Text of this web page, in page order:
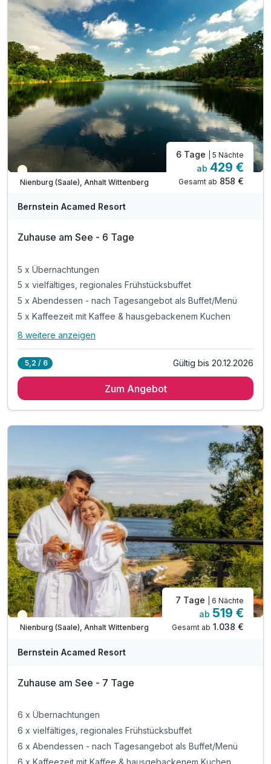
inkl. Zugang zum Wellnessbereich „Salzkristall“
inkl. vielfältige Saunalandschaft & Dampfbad
inkl. Panorama-Sauna mit Seeblick & Bio-Sauna
inkl. Wellnessnutzung bis 16 Uhr am Abreisetag
inkl. beheizter Außenpool (ganzjährig)
inkl. Minigolf, Tischtennis, Outdoor-Schach
inkl. Nutzung der Spiel- und Leseecke
WAR
202
Teilweise ausgelastet
Nienburg (Saale), Anhalt Wittenberg
6 Tage | 5 Nächte
ab 429 €
Gesamt ab 858 €
Bernstein Acamed Resort
Zuhause am See - 6 Tage
5 x Übernachtungen
5 x vielfältiges, regionales Frühstücksbuffet
5 x Abendessen - nach Tagesangebot als Buffet/Menü
5 x Kaffeezeit mit Kaffee & hausgebackenem Kuchen
Alle Inklusivleistungen
5 x vielfältiges, regionales Frühstücksbuffet
1 x Wellnesstasche mit Bademantel und Saunatuch
inkl. vielfältige Saunalandschaft & Dampfbad
inkl. Panorama-Sauna mit Seeblick & Bio-Sauna
inkl. Wellnessbereich bis 16 Uhr am Abreisetag
inkl. beheizter Außenpool (ganzjährig)
inkl. Minigolf, Tischtennis, Outdoor-Schach
inkl. Nutzung der Spiel- und Leseecke
8 weitere anzeigen
5,2 / 6 Gültig bis 20.12.2026
Zum Angebot
WAR
202
Teilweise ausgelastet
Nienburg (Saale), Anhalt Wittenberg
7 Tage | 6 Nächte
ab 519 €
Gesamt ab 1.038 €
Bernstein Acamed Resort
Zuhause am See - 7 Tage
6 x Übernachtungen
6 x vielfältiges, regionales Frühstücksbuffet
6 x Abendessen - nach Tagesangebot als Buffet/Menü
6 x Kaffeezeit mit Kaffee & hausgebackenem Kuchen